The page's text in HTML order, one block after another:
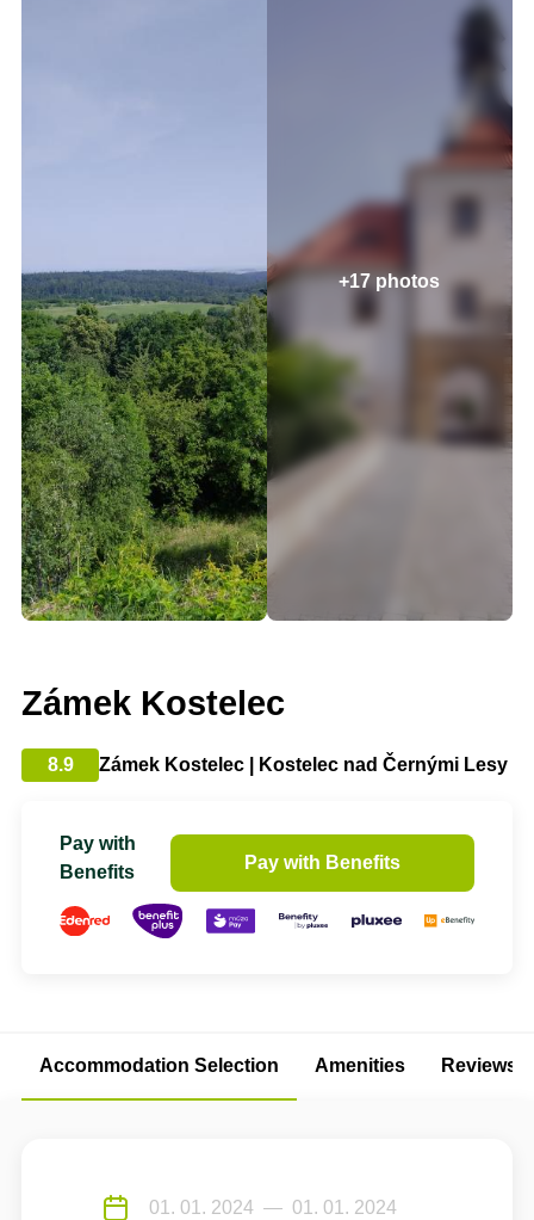
+17 photos
Zámek Kostelec
8.9 Zámek Kostelec | Kostelec nad Černými Lesy
Pay with
Benefits
Pay with Benefits
Accommodation Selection Amenities Reviews